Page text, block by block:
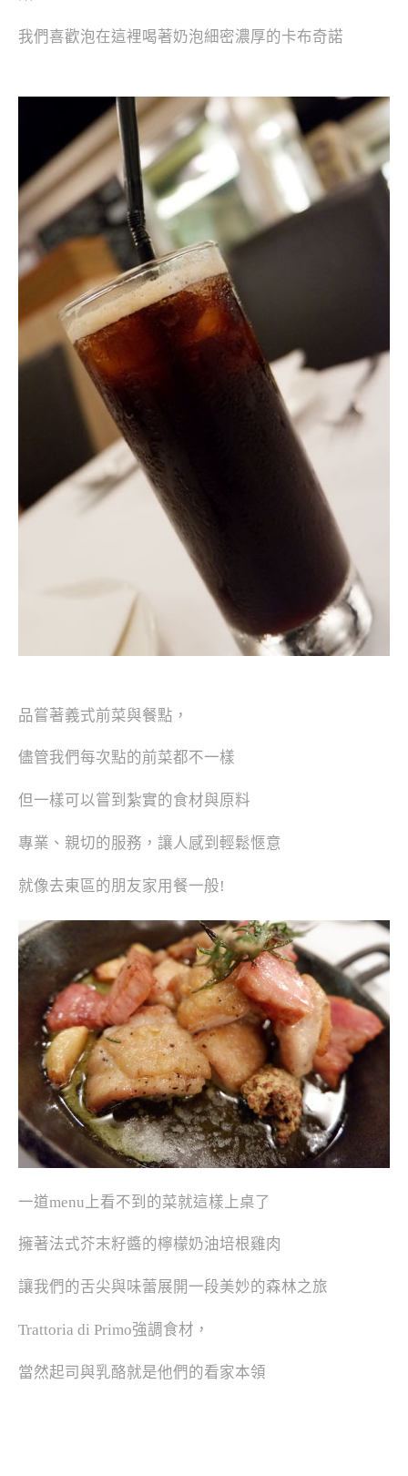
我們喜歡泡在這裡喝著奶泡細密濃厚的卡布奇諾
品嘗著義式前菜與餐點，
儘管我們每次點的前菜都不一樣
但一樣可以嘗到紮實的食材與原料
專業、親切的服務，讓人感到輕鬆愜意
就像去東區的朋友家用餐一般!
一道menu上看不到的菜就這樣上桌了
擁著法式芥末籽醬的檸檬奶油培根雞肉
讓我們的舌尖與味蕾展開一段美妙的森林之旅
Trattoria di Primo強調食材，
當然起司與乳酪就是他們的看家本領